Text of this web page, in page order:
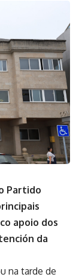
Partido
apoio dos
da
na tarde de